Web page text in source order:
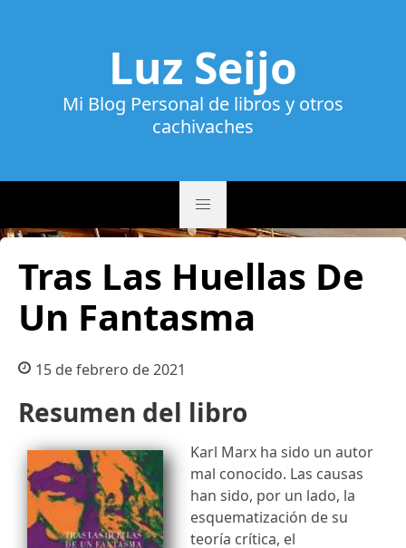
Luz Seijo
Mi Blog Personal de libros y otros
cachivaches
Tras Las Huellas De
Un Fantasma
15 de febrero de 2021
Resumen del libro
Karl Marx ha sido un autor
mal conocido. Las causas
han sido, por un lado, la
esquematización de su
teoría crítica, el